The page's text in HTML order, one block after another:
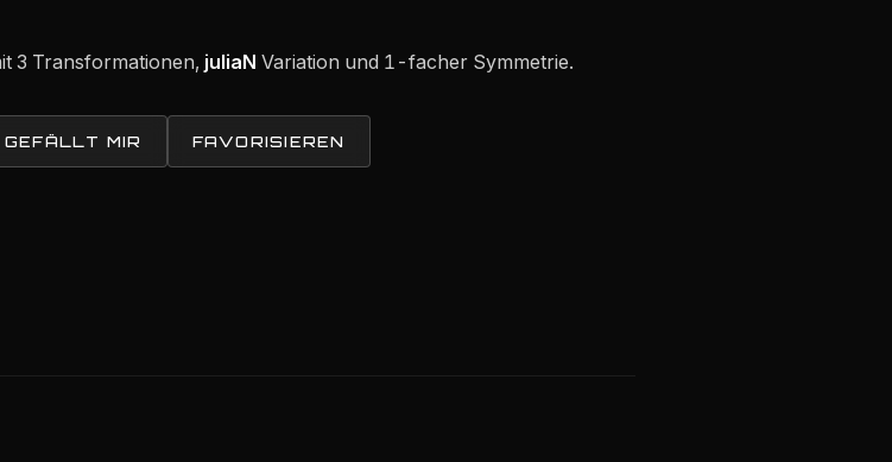
3 Transformationen, juliaN Variation und 1-facher Symmetrie.
GEFÄLLT MIR FAVORISIEREN